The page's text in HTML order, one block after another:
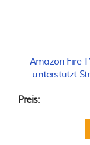
Amazon Fire
unterstützt